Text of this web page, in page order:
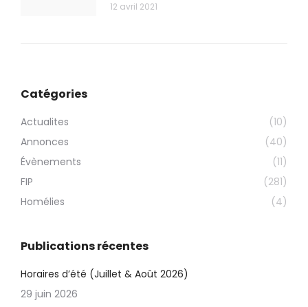
12 avril 2021
Catégories
Actualites
(10)
Annonces
(40)
Évènements
(11)
FIP
(281)
Homélies
(4)
Publications récentes
Horaires d’été (Juillet & Août 2026)
29 juin 2026